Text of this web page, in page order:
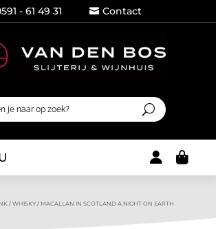
- 61 49 31  Contact

/ WHISKY/ MACALLAN IN SCOTLAND A NIGHT ON EARTH